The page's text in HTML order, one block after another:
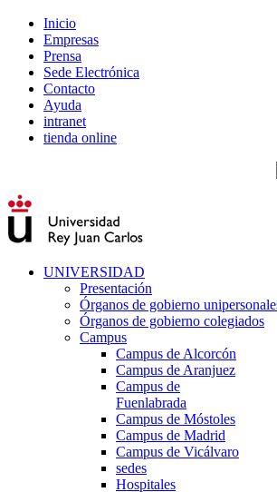
Inicio
Empresas
Prensa
Sede Electrónica
Contacto
Ayuda
intranet
tienda online
UNIVERSIDAD
Presentación
Órganos de gobierno
Órganos de gobierno colegiados
Campus
Campus de Alcorcón
Campus de Aranjuez
Campus de
Fuenlabrada
Campus de Móstoles
Campus de Madrid
Campus de Vicálvaro
sedes
Hospitales